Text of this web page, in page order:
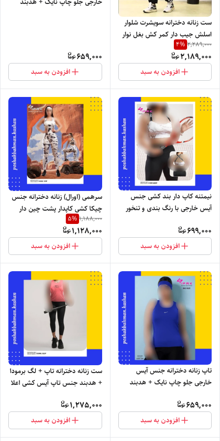
ست زنانه دخترانه سویشرت شلوار
اسلش جیب دار کمر کش بغل نوار
چاپ نایک با تنخور بسیار شیک
2,289,000
4%
2,189,000
افزودن به سبد
659,000
افزودن به سبد
نیمتنه کاپ دار بند کشی جنس
آیس خارجی با رنگ بندی و تنخور
699,000
افزودن به سبد
سرهمی (اورال) زنانه دخترانه جنس
چیکا کشی کاپدار پشت چین دار
کش alo + هدبند با تنخور بسیار
شیک
1,188,000
5%
1,128,000
افزودن به سبد
تاپ زنانه دخترانه جنس آیس
خارجی جلو چاپ نایک + هدبند
659,000
افزودن به سبد
ست زنانه دخترانه تاپ + لگ برمودا
+ هدبند جنس تاپ آیس کشی اعلا
ایپک با تنخور شیک و راحت
1,275,000
افزودن به سبد